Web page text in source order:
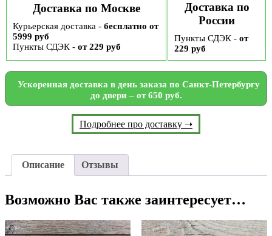
Доставка по Москве
Курьерская доставка - бесплатно от
5999 руб
Пункты СДЭК - от 229 руб
Доставка по
России
Пункты СДЭК - от
229 руб
Ускоренная доставка в день заказа по Санкт-Петербургу
до двери – от 650 руб.
Подробнее про доставку ➝
Описание Отзывы
Возможно Вас также заинтересует…